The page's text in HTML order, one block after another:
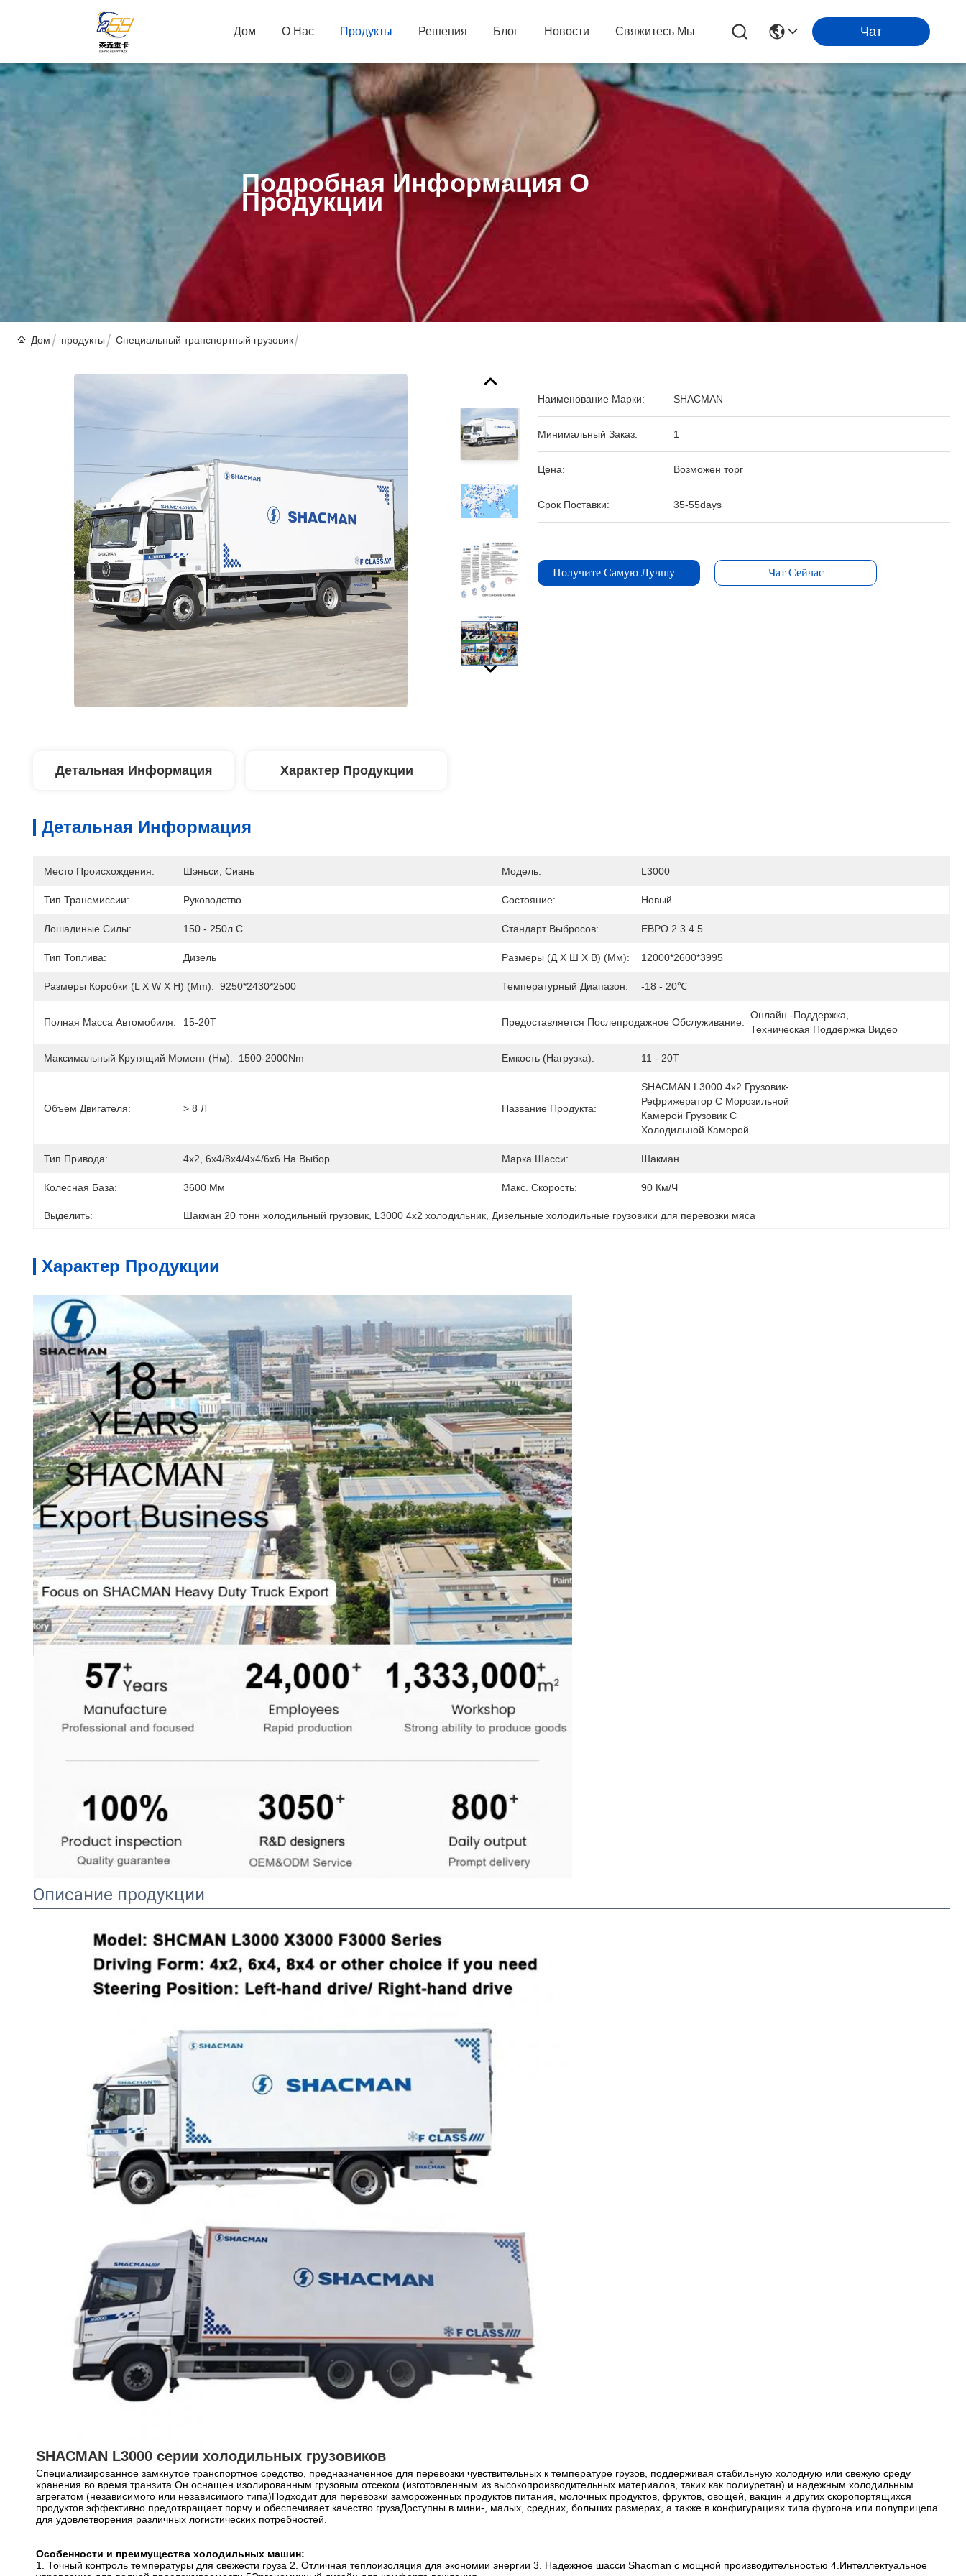
Дом О Нас Продукты Решения Блог Новости Свяжитесь Мы Чат
Подробная Информация О
Продукции
Дом продукты Специальный транспортный грузовик
Наименование Марки: SHACMAN
Минимальный Заказ: 1
Цена: Возможен торг
Срок Поставки: 35-55days
Получите Самую Лучшую Цену Чат Сейчас
Детальная Информация Характер Продукции
Детальная Информация
Место Происхождения: Шэньси, Сиань Модель: L3000
Тип Трансмиссии: Руководство Состояние: Новый
Лошадиные Силы: 150 - 250л.с. Стандарт Выбросов: ЕВРО 2 3 4 5
Тип Топлива: Дизель Размеры (Д Х Ш Х В) (мм): 12000*2600*3995
Размеры Коробки (l X W X H) (mm): 9250*2430*2500 Температурный Диапазон: -18 - 20℃
Полная Масса Автомобиля: 15-20T Предоставляется Послепродажное Обслуживание:
Онлайн -поддержка,
Техническая Поддержка Видео
Максимальный Крутящий Момент (Нм): 1500-2000Nm Емкость (Нагрузка): 11 - 20T
Объем Двигателя: > 8 Л Название Продукта:
SHACMAN L3000 4x2 Грузовик-
Рефрижератор С Морозильной
Камерой Грузовик С
Холодильной Камерой
Тип Привода: 4x2, 6x4/8x4/4x4/6x6 На Выбор Марка Шасси: Шакман
Колесная База: 3600 Мм Макс. Скорость: 90 Км/ч
Выделить: Шакман 20 тонн холодильный грузовик L3000 4х2 холодильник Дизельные холодильные грузовики для перевозки мяса
Характер Продукции
Описание продукции
SHACMAN L3000 серии холодильных грузовиков
Специализированное замкнутое транспортное средство, предназначенное для перевозки чувствительных к температуре грузов, поддерживая стабильную холодную или свежую среду
хранения во время транзита.Он оснащен изолированным грузовым отсеком (изготовленным из высокопроизводительных материалов, таких как полиуретан) и надежным холодильным
агрегатом (независимого или независимого типа)Подходит для перевозки замороженных продуктов питания, молочных продуктов, фруктов, овощей, вакцин и других скоропортящихся
продуктов.эффективно предотвращает порчу и обеспечивает качество грузаДоступны в мини-, малых, средних, больших размерах, а также в конфигурациях типа фургона или полуприцепа
для удовлетворения различных логистических потребностей.
Особенности и преимущества холодильных машин:
1. Точный контроль температуры для свежести груза 2. Отличная теплоизоляция для экономии энергии 3. Надежное шасси Shacman с мощной производительностью 4.Интеллектуальное